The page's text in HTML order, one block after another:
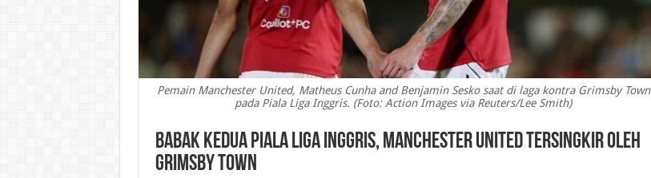
Pemain Manchester United, Matheus Cunha and Benjamin Sesko saat di laga kontra Grimsby Town
pada Piala Liga Inggris. (Foto: Action Images via Reuters/Lee Smith)
Babak Kedua Piala Liga Inggris, Manchester United Tersingkir oleh
Grimsby Town